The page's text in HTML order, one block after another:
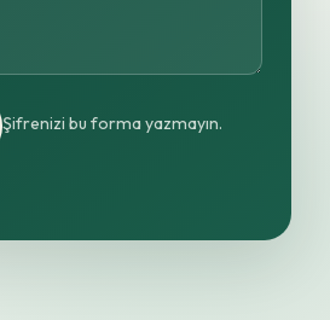
Şifrenizi bu forma yazmayın.